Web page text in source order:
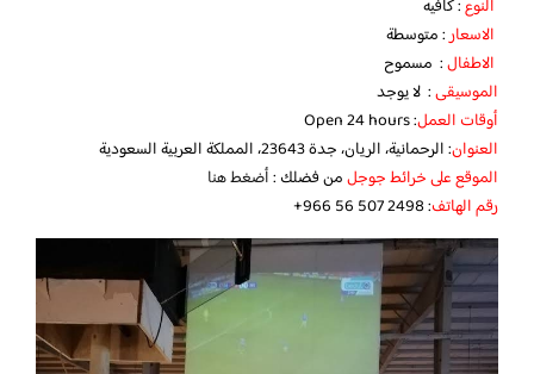
النوع: كافيه
الاسعار: متوسطة
الاطفال: مسموح
الموسيقى: لا يوجد
أوقات العمل: Open 24 hours
العنوان: الرحمانية، الريان، جدة 23643، المملكة العربية السعودية
الموقع على خرائط جوجلمن فضلك :أضغط هنا
رقم الهاتف: ‏‪‏‪‏‪+966 56 507 2498‬‏